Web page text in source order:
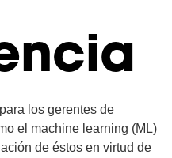
los gerentes de
el machine learning (ML)
de éstos en virtud de